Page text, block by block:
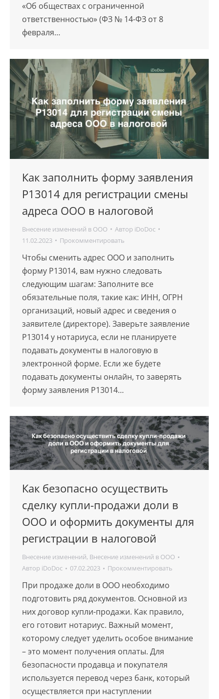
«Об обществах с ограниченной
ответственностью» (ФЗ № 14-ФЗ от 8
февраля…
Как заполнить форму заявления
Р13014 для регистрации смены
адреса ООО в налоговой
Внесение изменений в ООО Автор iDoDoc
11.02.2023
Прокомментировать
Чтобы cменить адрес ООО и заполнить
форму Р13014, вам нужно следовать
следующим шагам: Заполните все
обязательные поля, такие как: ИНН, ОГРН
организаций, новый адрес и сведения о
заявителе (директоре). Заверьте заявление
Р13014 у нотариуса, если не планируете
подавать документы в налоговую в
электронной форме. Если же будете
подавать документы онлайн, то заверять
форму заявления Р13014…
Как безопасно осуществить
сделку купли-продажи доли в
ООО и оформить документы для
регистрации в налоговой
Внесение изменений, Внесение изменений в ООО
Автор iDoDoc 07.02.2023 Прокомментировать
При продаже доли в ООО необходимо
подготовить ряд документов. Основной из
них договор купли-продажи. Как правило,
его готовит нотариус. Важный момент,
которому следует уделить особое внимание
– это момент получения оплаты. Для
безопасности продавца и покупателя
используется перевод через банк, который
осуществляется при наступлении